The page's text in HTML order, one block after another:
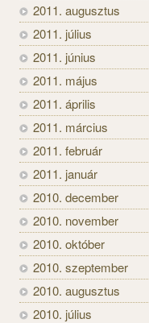
2011. augusztus
2011. július
2011. június
2011. május
2011. április
2011. március
2011. február
2011. január
2010. december
2010. november
2010. október
2010. szeptember
2010. augusztus
2010. július